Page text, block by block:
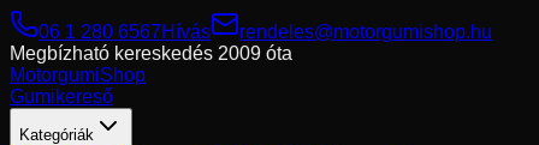
06 1 280 6567Hívás
rendeles@motorgumishop.hu
Megbízható kereskedés 2009 óta
MotorgumiShop
Gumikereső
Kategóriák